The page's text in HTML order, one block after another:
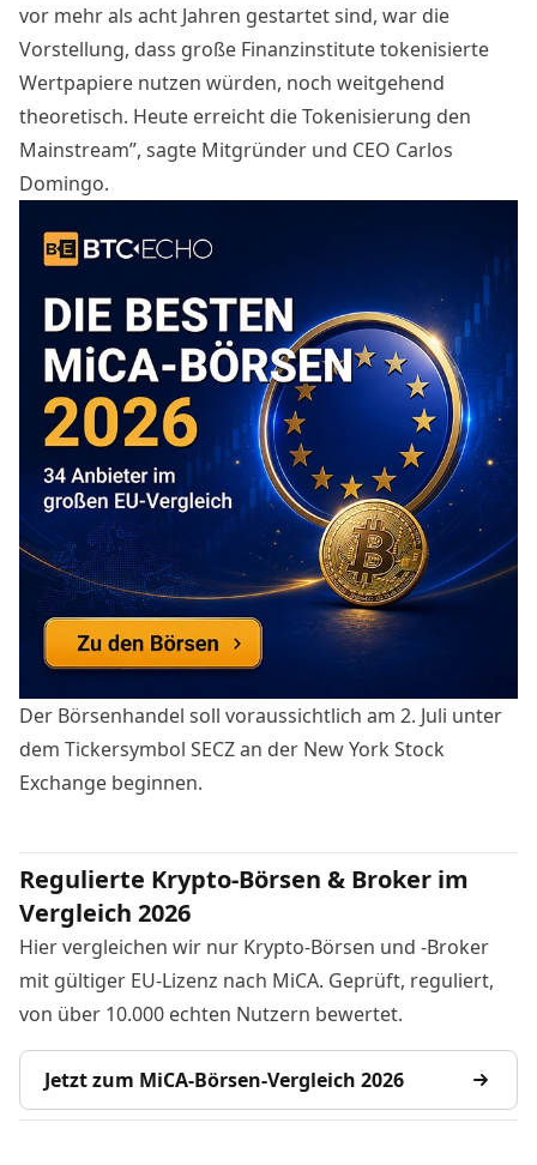
vor mehr als acht Jahren gestartet sind, war die
Vorstellung, dass große Finanzinstitute tokenisierte
Wertpapiere nutzen würden, noch weitgehend
theoretisch. Heute erreicht die Tokenisierung den
Mainstream”, sagte Mitgründer und CEO Carlos
Domingo.
Der Börsenhandel soll voraussichtlich am 2. Juli unter
dem Tickersymbol SECZ an der New York Stock
Exchange beginnen.
Regulierte Krypto-Börsen & Broker im
Vergleich 2026
Hier vergleichen wir nur Krypto-Börsen und -Broker
mit gültiger EU-Lizenz nach MiCA. Geprüft, reguliert,
von über 10.000 echten Nutzern bewertet.
Jetzt zum MiCA-Börsen-Vergleich 2026